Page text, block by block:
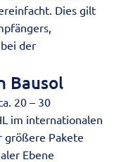
Dies gilt
der
Bausol
20 – 30
im internationalen
größere Pakete
Ebene